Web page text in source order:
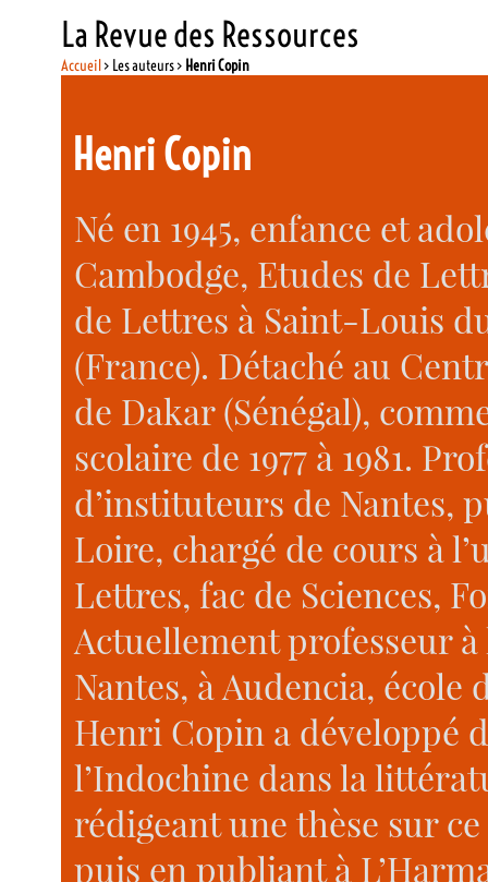
La Revue des Ressources
Accueil> Les auteurs > Henri Copin
Henri Copin
Né en 1945, enfance et
Cambodge, Etudes de
de Lettres à Saint-Louis
(France). Détaché au
de Dakar (Sénégal),
scolaire de 1977 à 1981.
d’instituteurs de Nantes,
Loire, chargé de cours à
Lettres, fac de Sciences,
Actuellement professeur
Nantes, à Audencia, école
Henri Copin a développé
l’Indochine dans la
rédigeant une thèse sur
puis en publiant à